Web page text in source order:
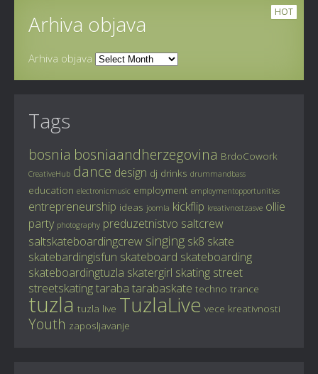
HOT
Arhiva objava
Arhiva objava
Tags
bosnia bosniaandherzegovina BrdoCowork
CreativeHub dance design dj drinks drummandbass
education electronicmusic employment employmentopportunities
entrepreneurship ideas joomla kickflip kreativnostzasve ollie
party photography preduzetnistvo saltcrew
saltskateboardingcrew singing sk8 skate
skatebardingisfun skateboard skateboarding
skateboardingtuzla skatergirl skating street
streetskatingtaraba tarabaskate techno trance
tuzla tuzla live TuzlaLive vece kreativnosti
Youth zaposljavanje